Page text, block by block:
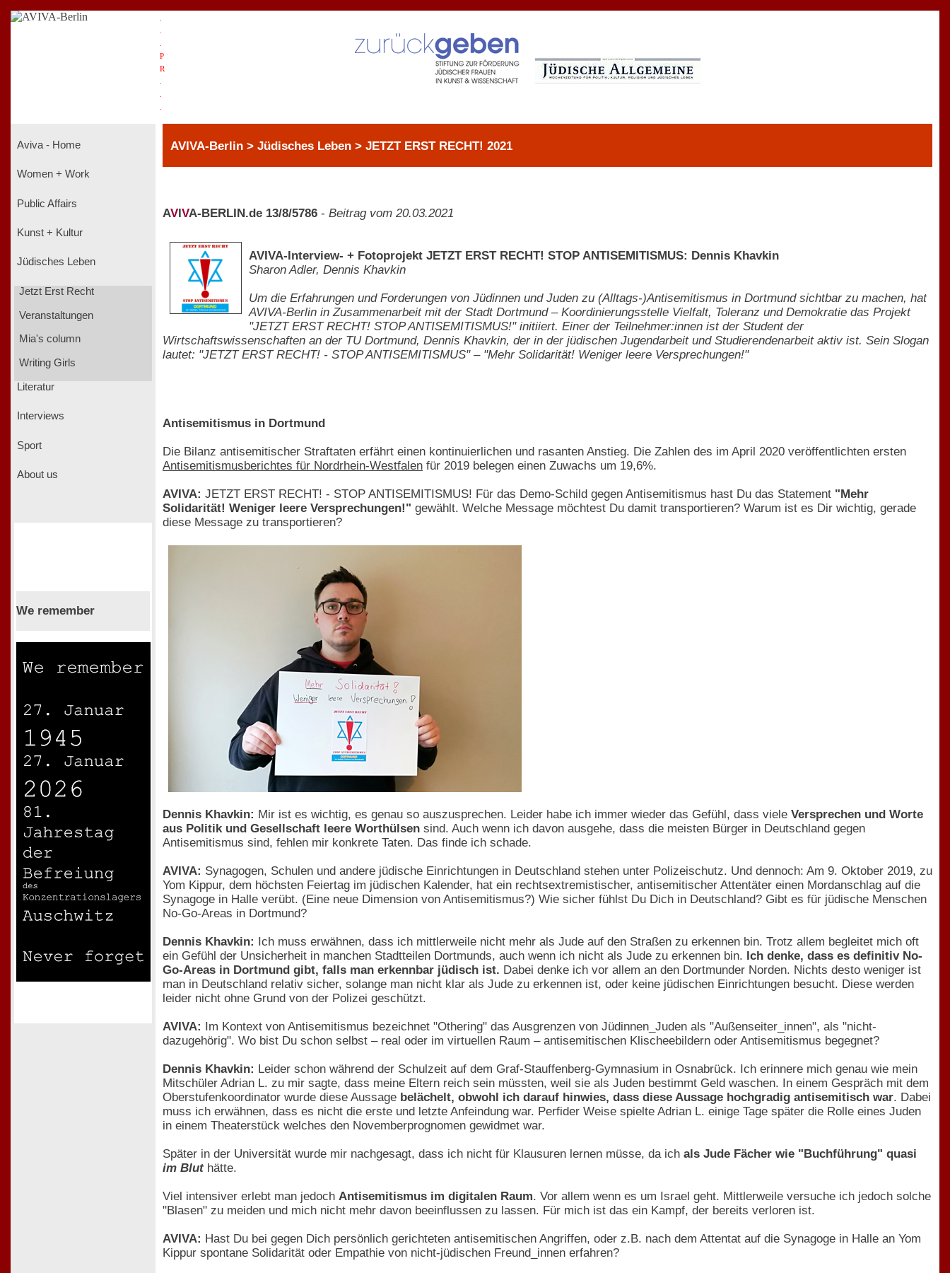
P
R
Aviva - Home
Women + Work
Public Affairs
Kunst + Kultur
Jüdisches Leben
Jetzt Erst Recht
Veranstaltungen
Mia's column
Writing Girls
Literatur
Interviews
Sport
About us
We remember
AVIVA-Berlin > Jüdisches Leben > JETZT ERST RECHT! 2021
AV VA-BERLIN.de 13/8/5786 - Beitrag vom 20.03.2021
AVIVA-Interview- + Fotoprojekt JETZT ERST RECHT! STOP ANTISEMITISMUS: Dennis Khavkin
Sharon Adler, Dennis Khavkin
Um die Erfahrungen und Forderungen von Jüdinnen und Juden zu (Alltags-)Antisemitismus in Dortmund sichtbar zu machen, hat
AVIVA-Berlin in Zusammenarbeit mit der Stadt Dortmund – Koordinierungsstelle Vielfalt, Toleranz und Demokratie das Projekt
"JETZT ERST RECHT! STOP ANTISEMITISMUS!" initiiert. Einer der Teilnehmer:innen ist der Student der
Wirtschaftswissenschaften an der TU Dortmund, Dennis Khavkin, der in der jüdischen Jugendarbeit und Studierendenarbeit aktiv ist. Sein Slogan
lautet: "JETZT ERST RECHT! - STOP ANTISEMITISMUS" – "Mehr Solidarität! Weniger leere Versprechungen!"
Antisemitismus in Dortmund
Die Bilanz antisemitischer Straftaten erfährt einen kontinuierlichen und rasanten Anstieg. Die Zahlen des im April 2020 veröffentlichten ersten
Antisemitismusberichtes für Nordrhein-Westfalen für 2019 belegen einen Zuwachs um 19,6%.
AVIVA: JETZT ERST RECHT! - STOP ANTISEMITISMUS! Für das Demo-Schild gegen Antisemitismus hast Du das Statement "Mehr
Solidarität! Weniger leere Versprechungen!" gewählt. Welche Message möchtest Du damit transportieren? Warum ist es Dir wichtig, gerade
diese Message zu transportieren?
Dennis Khavkin: Mir ist es wichtig, es genau so auszusprechen. Leider habe ich immer wieder das Gefühl, dass viele Versprechen und Worte
aus Politik und Gesellschaft leere Worthülsen sind. Auch wenn ich davon ausgehe, dass die meisten Bürger in Deutschland gegen
Antisemitismus sind, fehlen mir konkrete Taten. Das finde ich schade.
AVIVA: Synagogen, Schulen und andere jüdische Einrichtungen in Deutschland stehen unter Polizeischutz. Und dennoch: Am 9. Oktober 2019, zu
Yom Kippur, dem höchsten Feiertag im jüdischen Kalender, hat ein rechtsextremistischer, antisemitischer Attentäter einen Mordanschlag auf die
Synagoge in Halle verübt. (Eine neue Dimension von Antisemitismus?) Wie sicher fühlst Du Dich in Deutschland? Gibt es für jüdische Menschen
No-Go-Areas in Dortmund?
Dennis Khavkin: Ich muss erwähnen, dass ich mittlerweile nicht mehr als Jude auf den Straßen zu erkennen bin. Trotz allem begleitet mich oft
ein Gefühl der Unsicherheit in manchen Stadtteilen Dortmunds, auch wenn ich nicht als Jude zu erkennen bin. Ich denke, dass es definitiv No-
Go-Areas in Dortmund gibt, falls man erkennbar jüdisch ist. Dabei denke ich vor allem an den Dortmunder Norden. Nichts desto weniger ist
man in Deutschland relativ sicher, solange man nicht klar als Jude zu erkennen ist, oder keine jüdischen Einrichtungen besucht. Diese werden
leider nicht ohne Grund von der Polizei geschützt.
AVIVA: Im Kontext von Antisemitismus bezeichnet "Othering" das Ausgrenzen von Jüdinnen_Juden als "Außenseiter_innen", als "nicht-
dazugehörig". Wo bist Du schon selbst – real oder im virtuellen Raum – antisemitischen Klischeebildern oder Antisemitismus begegnet?
Dennis Khavkin: Leider schon während der Schulzeit auf dem Graf-Stauffenberg-Gymnasium in Osnabrück. Ich erinnere mich genau wie mein
Mitschüler Adrian L. zu mir sagte, dass meine Eltern reich sein müssten, weil sie als Juden bestimmt Geld waschen. In einem Gespräch mit dem
Oberstufenkoordinator wurde diese Aussage belächelt, obwohl ich darauf hinwies, dass diese Aussage hochgradig antisemitisch war. Dabei
muss ich erwähnen, dass es nicht die erste und letzte Anfeindung war. Perfider Weise spielte Adrian L. einige Tage später die Rolle eines Juden
in einem Theaterstück welches den Novemberprognomen gewidmet war.
Später in der Universität wurde mir nachgesagt, dass ich nicht für Klausuren lernen müsse, da ich als Jude Fächer wie "Buchführung" quasi
im Bluthätte.
Viel intensiver erlebt man jedoch Antisemitismus im digitalen Raum. Vor allem wenn es um Israel geht. Mittlerweile versuche ich jedoch solche
"Blasen" zu meiden und mich nicht mehr davon beeinflussen zu lassen. Für mich ist das ein Kampf, der bereits verloren ist.
AVIVA: Hast Du bei gegen Dich persönlich gerichteten antisemitischen Angriffen, oder z.B. nach dem Attentat auf die Synagoge in Halle an Yom
Kippur spontane Solidarität oder Empathie von nicht-jüdischen Freund_innen erfahren?